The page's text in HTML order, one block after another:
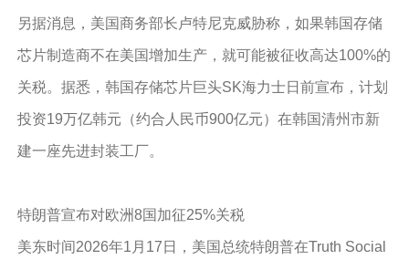
另据消息，美国商务部长卢特尼克威胁称，如果韩国存储
芯片制造商不在美国增加生产，就可能被征收高达100%的
关税。据悉，韩国存储芯片巨头SK海力士日前宣布，计划
投资19万亿韩元（约合人民币900亿元）在韩国清州市新
建一座先进封装工厂。
特朗普宣布对欧洲8国加征25%关税
美东时间2026年1月17日，美国总统特朗普在Truth Social